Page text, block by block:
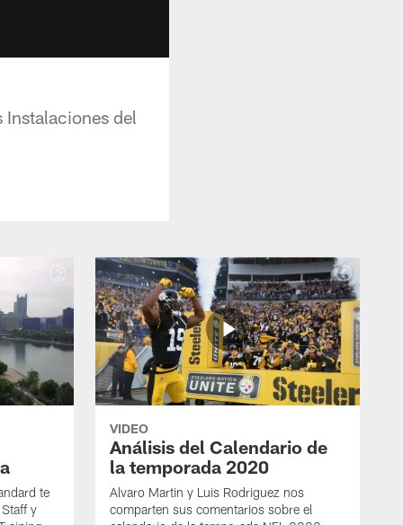
del
te
y
VIDEO
Análisis del Calendario de
la temporada 2020
Alvaro Martin y Luis Rodriguez nos
comparten sus comentarios sobre el